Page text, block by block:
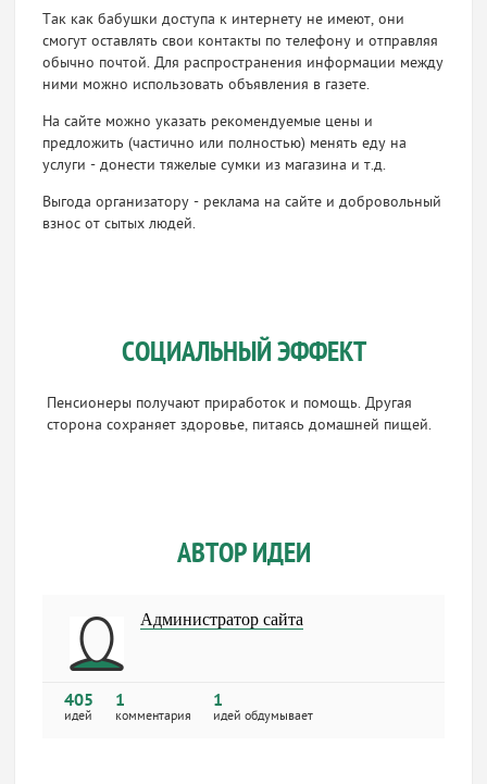
Так как бабушки доступа к интернету не имеют, они
смогут оставлять свои контакты по телефону и отправляя
обычно почтой. Для распространения информации между
ними можно использовать объявления в газете.
На сайте можно указать рекомендуемые цены и
предложить (частично или полностью) менять еду на
услуги - донести тяжелые сумки из магазина и т.д.
Выгода организатору - реклама на сайте и добровольный
взнос от сытых людей.
СОЦИАЛЬНЫЙ ЭФФЕКТ
Пенсионеры получают приработок и помощь. Другая
сторона сохраняет здоровье, питаясь домашней пищей.
АВТОР ИДЕИ
Администратор сайта
405
идей
1
комментария
1
идей обдумывает